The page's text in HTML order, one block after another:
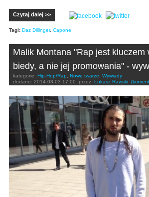
Czytaj dalej >>
Tagi: Daz Dillinger, Capone
Malik Montana "Rap jest kluczem
biedy, a nie jej promowania" -
kategorie: Hip-Hop/Rap, Nowe twarze, Wywiady
dodano: 2014-03-03 17:00 przez: Łukasz Rawski